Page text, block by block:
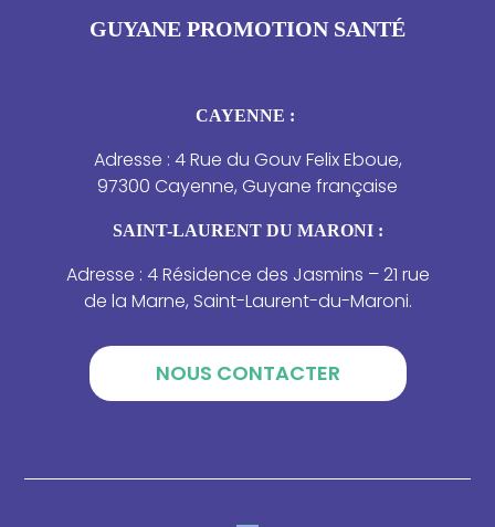
GUYANE PROMOTION SANTÉ
CAYENNE :
Adresse : 4 Rue du Gouv Felix Eboue,
97300 Cayenne, Guyane française
SAINT-LAURENT DU MARONI :
Adresse : 4 Résidence des Jasmins – 21 rue
de la Marne, Saint-Laurent-du-Maroni.
NOUS CONTACTER